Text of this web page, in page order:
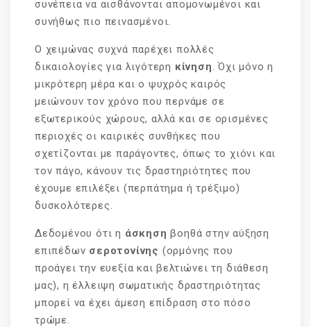
συνέπεια να αισθάνονται απομονωμένοι και
συνήθως πιο πεινασμένοι.
Ο χειμώνας συχνά παρέχει πολλές
δικαιολογίες για λιγότερη κίνηση . Όχι μόνο η
μικρότερη μέρα και ο ψυχρός καιρός
μειώνουν τον χρόνο που περνάμε σε
εξωτερικούς χώρους, αλλά και σε ορισμένες
περιοχές οι καιρικές συνθήκες που
σχετίζονται με παράγοντες, όπως το χιόνι και
τον πάγο, κάνουν τις δραστηριότητες που
έχουμε επιλέξει (περπάτημα ή τρέξιμο)
δυσκολότερες.
Δεδομένου ότι η άσκηση βοηθά στην αύξηση
επιπέδων σεροτονίνης (ορμόνης που
προάγει την ευεξία και βελτιώνει τη διάθεση
μας), η έλλειψη σωματικής δραστηριότητας
μπορεί να έχει άμεση επίδραση στο πόσο
τρώμε.